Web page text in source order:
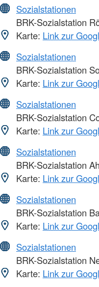
Sozialstationen
BRK-Sozialstation
Karte: Link zur
Sozialstationen
BRK-Sozialstation
Karte: Link zur
Sozialstationen
BRK-Sozialstation
Karte: Link zur
Sozialstationen
BRK-Sozialstation
Karte: Link zur
Sozialstationen
BRK-Sozialstation
Karte: Link zur
Sozialstationen
BRK-Sozialstation
Karte: Link zur